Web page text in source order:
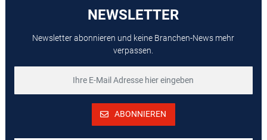
NEWSLETTER
Newsletter abonnieren und keine Branchen-News mehr
verpassen.
ABONNIEREN